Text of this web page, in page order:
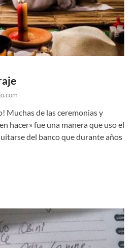
Muchas de las ceremonias y
hacer» fue una manera que uso el
del banco que durante años